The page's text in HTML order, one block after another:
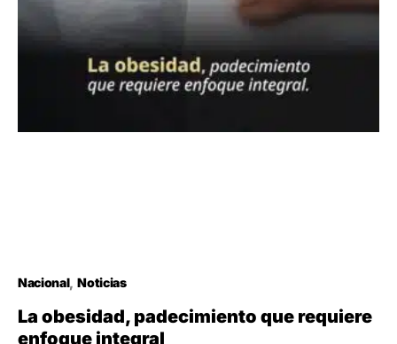
Nacional Noticias
La obesidad, padecimiento que requiere
enfoque integral